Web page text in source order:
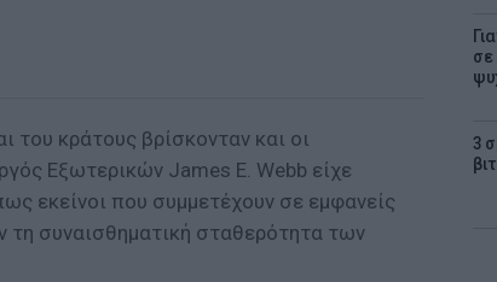
σε
3
του κράτους βρίσκονταν και οι
Εξωτερικών James E. Webb είχε
εκείνοι που συμμετέχουν σε εμφανείς
τη συναισθηματική σταθερότητα των